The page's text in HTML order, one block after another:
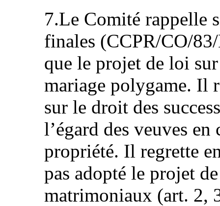
7.Le Comité rappelle
finales (CCPR/CO/
que le projet de loi
mariage polygame. Il
sur le droit des
l’égard des veuves
propriété. Il regrette
pas adopté le projet
matrimoniaux (art. 2,